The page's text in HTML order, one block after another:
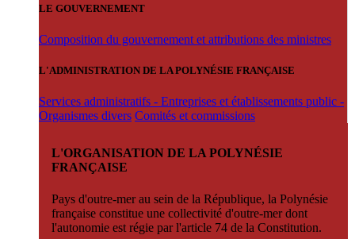
LE GOUVERNEMENT
Composition du gouvernement et attributions des ministres
L'ADMINISTRATION DE LA POLYNÉSIE FRANÇAISE
Services administratifs - Entreprises et établissements public -
Organismes divers Comités et commissions
L'ORGANISATION DE LA POLYNÉSIE
FRANÇAISE
Pays d'outre-mer au sein de la République, la Polynésie
française constitue une collectivité d'outre-mer dont
l'autonomie est régie par l'article 74 de la Constitution.